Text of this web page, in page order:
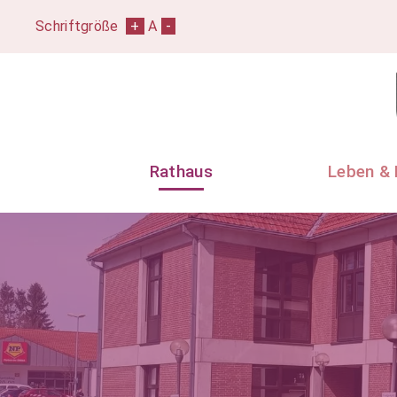
Schriftgröße + A -
Rathaus Leben &